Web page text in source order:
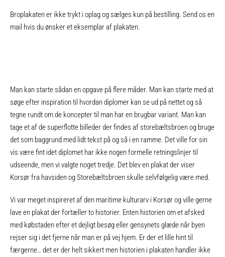
Broplakaten er ikke trykt i oplag og sælges kun på bestilling. Send os en
mail hvis du ønsker et eksemplar af plakaten.
Man kan starte sådan en opgave på flere måder. Man kan starte med at
søge efter inspiration til hvordan diplomer kan se ud på nettet og så
tegne rundt om de koncepter til man har en brugbar variant. Man kan
tage et af de superflotte billeder der findes af storebæltsbroen og bruge
det som baggrund med lidt tekst på og så i en ramme. Det ville for sin
vis være fint idet diplomet har ikke nogen formelle retningslinjer til
udseende, men vi valgte noget tredje. Det blev en plakat der viser
Korsør fra havsiden og Storebæltsbroen skulle selvfølgelig være med.
Vi var meget inspireret af den maritime kulturarv i Korsør og ville gerne
lave en plakat der fortæller to historier. Enten historien om et afsked
med købstaden efter et dejligt besøg eller gensynets glæde når byen
rejser sig i det fjerne når man er på vej hjem. Er der et lille hint til
færgerne… det er der helt sikkert men historien i plakaten handler ikke